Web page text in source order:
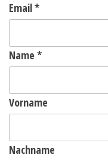
Email*
Name *
Vorname
Nachname